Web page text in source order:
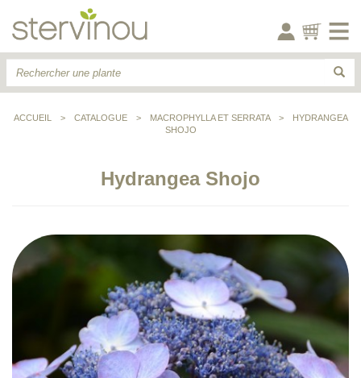
ACCUEIL > CATALOGUE > MACROPHYLLA ET SERRATA >
HYDRANGEA
SHOJO
Hydrangea Shojo